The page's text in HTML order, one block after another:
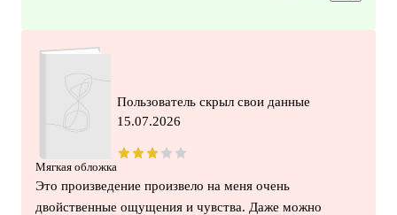
Мягкая обложка
Пользователь скрыл свои данные
15.07.2026
Это произведение произвело на меня очень
двойственные ощущения и чувства. Даже можно